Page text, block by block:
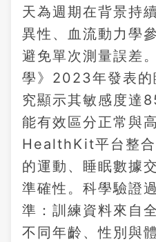
天為週期在背景持
異性、血流動力學
避免單次測量誤差
學》2023年發表的
究顯示其敏感度達
能有效區分正常與
HealthKit平台整合
的運動、睡眠數據
準確性。科學驗證
準：訓練資料來自
不同年齡、性別與